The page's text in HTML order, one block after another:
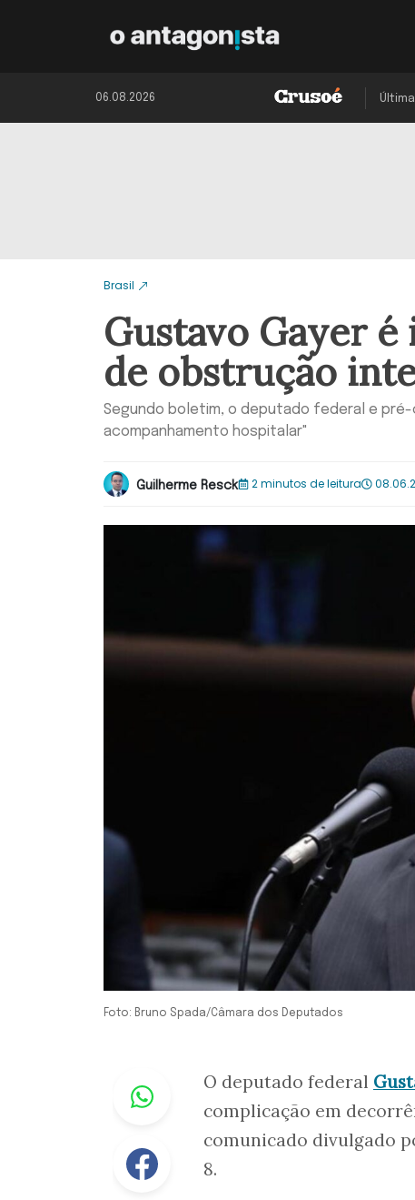
06.08.2026
Brasil
Gustavo Gayer
de obstrução
Segundo boletim, o deputado federal e
acompanhamento hospitalar"
Guilherme Resck 2 minutos de leitura
Foto: Bruno Spada/Câmara dos Deputados
Whastapp
Facebook
O deputado federal
complicação em
comunicado divulgado
8.